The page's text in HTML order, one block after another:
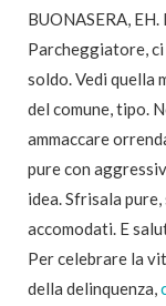
BUONASERA,
Parcheggiatore, ci
soldo. Vedi quella
del comune, tipo.
ammaccare
pure con
idea. Sfrisala pure,
accomodati. E
Per celebrare la
della delinquenza,